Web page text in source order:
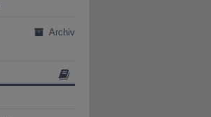
Archiv